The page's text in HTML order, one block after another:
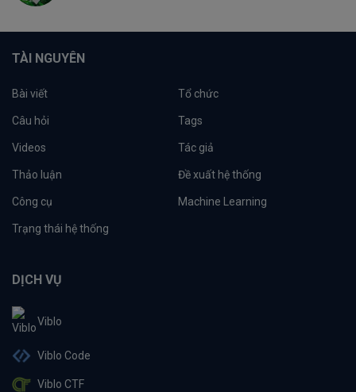
TÀI NGUYÊN
Bài viết Tổ chức
Câu hỏi Tags
Videos Tác giả
Thảo luận Đề xuất hệ thống
Công cụ Machine Learning
Trạng thái hệ thống
DỊCH VỤ
Viblo
Viblo Code
Viblo CTF